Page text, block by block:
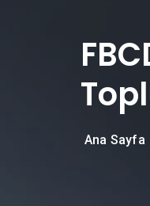
Ana Sayfa